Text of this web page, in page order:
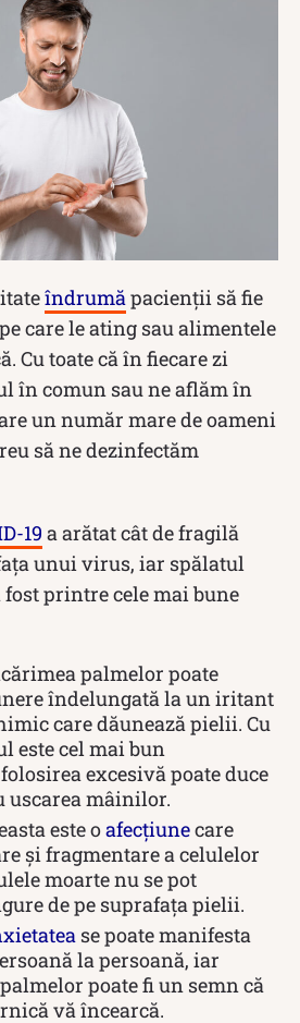
îndrumăpacienții să fie
care le ating sau alimentele
Cu toate că în fiecare zi
în comun sau ne aflăm în
un număr mare de oameni
să ne dezinfectăm
19 a arătat cât de fragilă
unui virus, iar spălatul
printre cele mai bune
palmelor poate
îndelungată la un iritant
care dăunează pielii. Cu
este cel mai bun
excesivă poate duce
uscarea mâinilor.
este oafecțiunecare
și fragmentare a celulelor
moarte nu se pot
de pe suprafața pielii.
se poate manifesta
la persoană, iar
poate fi un semn că
vă încearcă.